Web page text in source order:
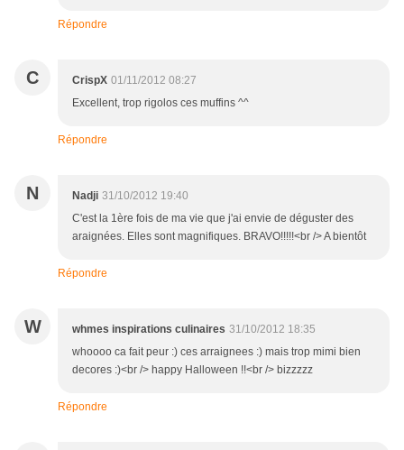
Répondre
C CrispX 01/11/2012 08:27
Excellent, trop rigolos ces muffins ^^
Répondre
N Nadji 31/10/2012 19:40
C'est la 1ère fois de ma vie que j'ai envie de déguster des
araignées. Elles sont magnifiques. BRAVO!!!!!<br /> A bientôt
Répondre
W whmes inspirations culinaires 31/10/2012 18:35
whoooo ca fait peur :) ces arraignees :) mais trop mimi bien
decores :)<br /> happy Halloween !!<br /> bizzzzz
Répondre